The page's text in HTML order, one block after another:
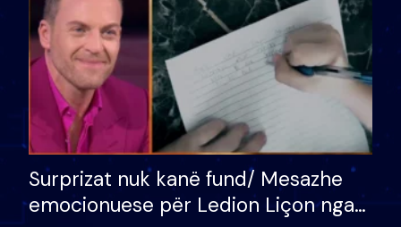
Surprizat nuk kanë fund/ Mesazhe
emocionuese për Ledion Liçon nga